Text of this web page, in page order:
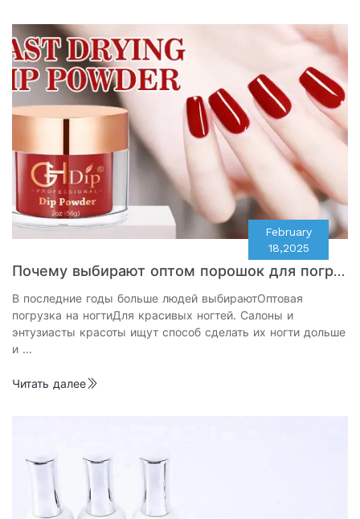
Почему выбирают оптом порошок для погру
жения в ногтя для вашего салона или бизнес
а?
February
18,2025
В последние годы больше людей выбираютОптовая
погрузка на ногтиДля красивых ногтей. Салоны и
энтузиасты красоты ищут способ сделать их ногти дольше
и …
Читать далее